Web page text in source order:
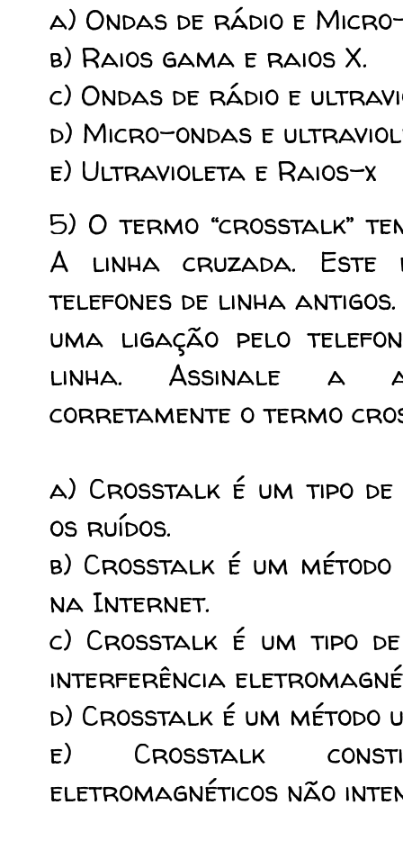
a) Ondas de rádio e
b) Raios gama e raios X.
c) Ondas de rádio e
d) Micro-ondas e
e) Ultravioleta e Raios-x
5) O termo “crosstalk”
A linha cruzada. Este
telefones de linha
uma ligação pelo
linha. Assinale a
corretamente o termo
a) Crosstalk é um tipo
os ruídos.
b) Crosstalk é um
na Internet.
c) Crosstalk é um tipo
interferência
d) Crosstalk é um
e) Crosstalk
eletromagnéticos não